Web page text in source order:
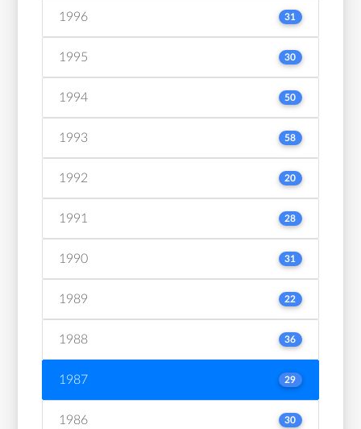
1996 31
1995 30
1994 50
1993 58
1992 20
1991 28
1990 31
1989 22
1988 36
1987 29
1986 30